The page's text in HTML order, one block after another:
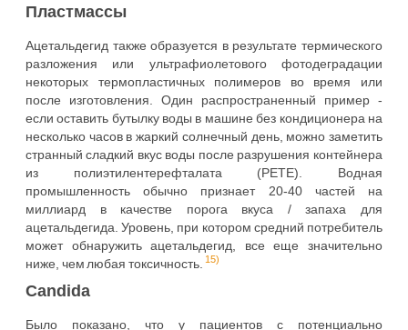
Пластмассы
Ацетальдегид также образуется в результате термического
разложения или ультрафиолетового фотодеградации
некоторых термопластичных полимеров во время или
после изготовления. Один распространенный пример -
если оставить бутылку воды в машине без кондиционера на
несколько часов в жаркий солнечный день, можно заметить
странный сладкий вкус воды после разрушения контейнера
из полиэтилентерефталата (PETE). Водная
промышленность обычно признает 20-40 частей на
миллиард в качестве порога вкуса / запаха для
ацетальдегида. Уровень, при котором средний потребитель
может обнаружить ацетальдегид, все еще значительно
ниже, чем любая токсичность.15)
Candida
Было показано, что у пациентов с потенциально